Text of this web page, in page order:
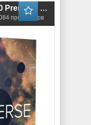
RedGiant Universe 1.3.0 Premium for AE
просмотров